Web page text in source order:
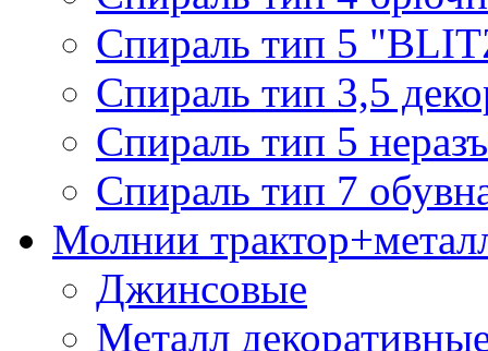
Спираль тип 5
Спираль тип 3,5
Спираль тип 5
Спираль тип 7
Молнии
Джинсовые
Металл